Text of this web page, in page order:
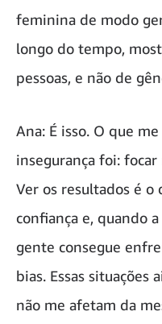
feminina de modo
longo do tempo,
pessoas, e não de
Ana: É isso. O que
insegurança foi:
Ver os resultados é
confiança e, quando
gente consegue
bias. Essas situações
não me afetam da